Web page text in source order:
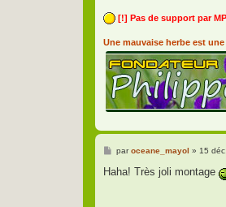
[!] Pas de support par
Une mauvaise herbe est
M
s
paroceane_mayol » 15
Haha! Très joli montage